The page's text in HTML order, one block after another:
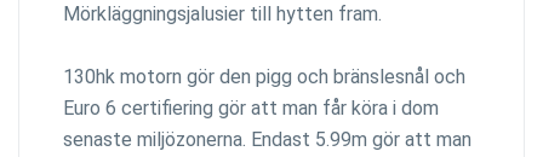
Mörkläggningsjalusier till hytten fram.
130hk motorn gör den pigg och bränslesnål och
Euro 6 certifiering gör att man får köra i dom
senaste miljözonerna. Endast 5.99m gör att man